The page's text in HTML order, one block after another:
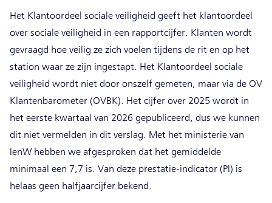
Het Klantoordeel sociale veiligheid geeft het klantoordeel
over sociale veiligheid in een rapportcijfer. Klanten wordt
gevraagd hoe veilig ze zich voelen tijdens de rit en op het
station waar ze zijn ingestapt. Het Klantoordeel sociale
veiligheid wordt niet door onszelf gemeten, maar via de OV
Klantenbarometer (OVBK). Het cijfer over 2025 wordt in
het eerste kwartaal van 2026 gepubliceerd, dus we kunnen
dit niet vermelden in dit verslag. Met het ministerie van
IenW hebben we afgesproken dat het gemiddelde
minimaal een 7,7 is. Van deze prestatie-indicator (PI) is
helaas geen halfjaarcijfer bekend.